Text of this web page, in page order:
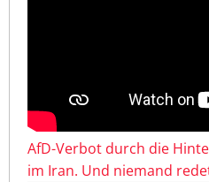
AfD-Verbot durch die
im Iran. Und niemand